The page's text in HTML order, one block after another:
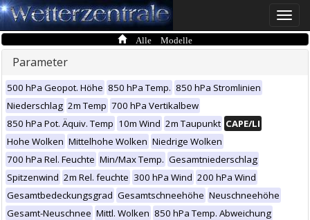
Toggle
Alle Modelle
Parameter
500 hPa Geopot. Höhe 850 hPa Temp. 850 hPa Stromlinien
Niederschlag 2m Temp 700 hPa Vertikalbew
850 hPa Pot. Äquiv. Temp 10m Wind 2m Taupunkt CAPE/LI
Hohe Wolken Mittelhohe Wolken Niedrige Wolken
700 hPa Rel. Feuchte Min/Max Temp. Gesamtniederschlag
Spitzenwind 2m Rel. feuchte 300 hPa Wind 200 hPa Wind
Gesamtbedeckungsgrad Gesamtschneehöhe Neuschneehöhe
Gesamt-Neuschnee Mittl. Wolken 850 hPa Temp. Abweichung